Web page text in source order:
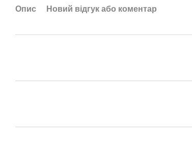
Опис Новий відгук або коментар